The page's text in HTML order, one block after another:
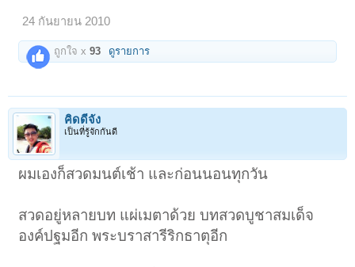
24 กันยายน 2010
ถูกใจ x93 ดูรายการ
คิดดีจัง
เป็นที่รู้จักกันดี
ผมเองก็สวดมนต์เช้า และก่อนนอนทุกวัน
สวดอยู่หลายบท แผ่เมตาด้วย บทสวดบูชาสมเด็จ
องค์ปฐมอีก พระบราสารีริกธาตุอีก